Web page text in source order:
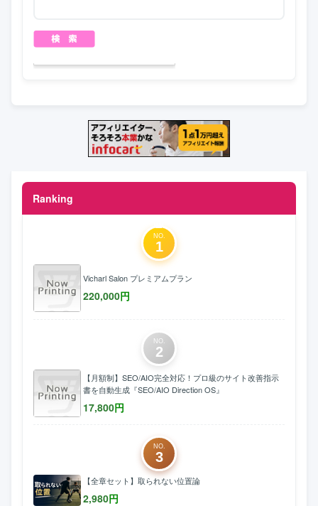
Ranking
NO.
1
Vicharl Salon プレミアムプラン
220,000円
NO.
2
【月額制】SEO/AIO完全対応！プロ級のサイト改善指示
書を自動生成『SEO/AIO Direction OS』
17,800円
NO.
3
【全章セット】取られない位置論
2,980円